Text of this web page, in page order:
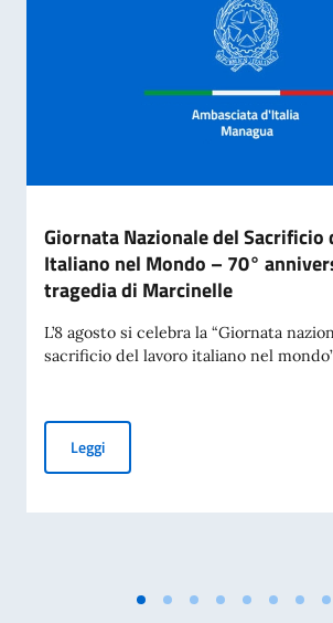
Giornata Nazionale del Sacrificio
Italiano nel Mondo – 70°
tragedia di Marcinelle
L’8 agosto si celebra la “Giornata
sacrificio del lavoro italiano nel
LeggiGiornata Nazionale del Sacrificio